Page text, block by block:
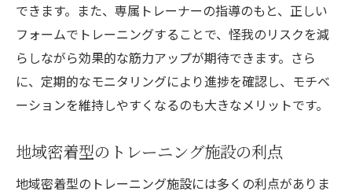
気軽に始められる都度払いジムの利点
都度払いで無理なく続けるトレーニング法
ライフスタイルに合わせた一宮市ジムの選
択
ス
できます。また、専属トレーナーの指導のもと、正しい
フォームでトレーニングすることで、怪我のリスクを減
らしながら効果的な筋力アップが期待できます。さら
に、定期的なモニタリングにより進捗を確認し、モチベ
ーションを維持しやすくなるのも大きなメリットです。
地域密着型のトレーニング施設の利点
地域密着型のトレーニング施設には多くの利点がありま